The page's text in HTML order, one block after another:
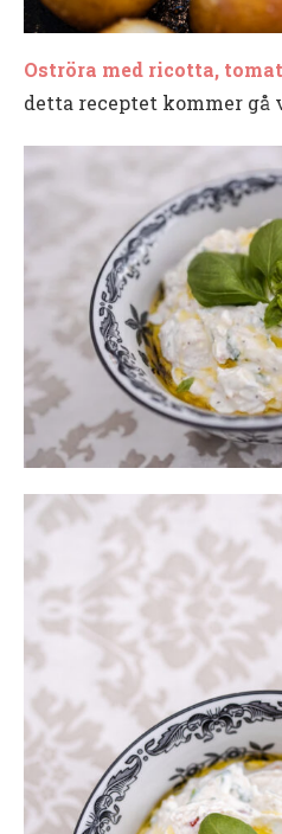
Oströra med ricotta,
detta receptet kommer gå